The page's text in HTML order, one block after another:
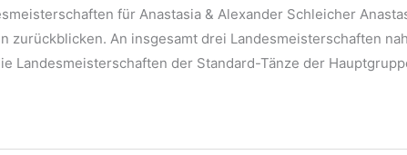
für Anastasia & Alexander Schleicher
zurückblicken. An insgesamt drei Landesmeisterschaften
Landesmeisterschaften der Standard-Tänze der